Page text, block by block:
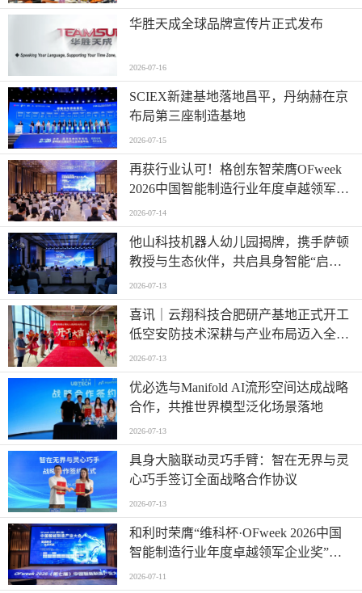
华胜天成全球品牌宣传片正式发布
2026-07-16
SCIEX新建基地落地昌平，丹纳赫在京
布局第三座制造基地
2026-07-15
再获行业认可！格创东智荣膺OFweek
2026中国智能制造行业年度卓越领军企
业奖
2026-07-14
他山科技机器人幼儿园揭牌，携手萨顿
教授与生态伙伴，共启具身智能“启蒙
时代”
2026-07-13
喜讯｜云翔科技合肥研产基地正式开工
低空安防技术深耕与产业布局迈入全新
阶段
2026-07-13
优必选与Manifold AI流形空间达成战略
合作，共推世界模型泛化场景落地
2026-07-13
具身大脑联动灵巧手臂：智在无界与灵
心巧手签订全面战略合作协议
2026-07-13
和利时荣膺“维科杯·OFweek 2026中国
智能制造行业年度卓越领军企业奖”，
以自主创新实力引领智造新浪潮
2026-07-11